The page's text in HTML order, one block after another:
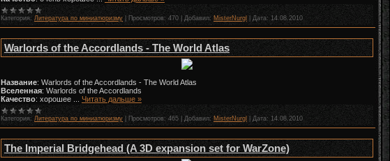
Категория: Литература по миниатюризму Просмотров: 470 Добавил: MisterNurgl Дата: 14.08.2010
Warlords of the Accordlands - The World Atlas
Название: Warlords of the Accordlands - The World Atlas
Вселенная: Warlords of the Accordlands
Качество: хорошее Читать дальше »
Категория: Литература по миниатюризму Просмотров: 465 Добавил: MisterNurgl Дата: 14.08.2010
The Imperial Bridgehead (A 3D expansion set for WarZone)